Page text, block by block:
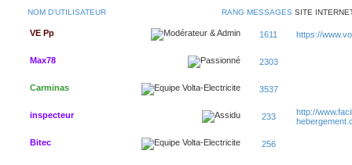
RANG
NOM D’UTILISATEUR MESSAGES SITE
VE Pp 1611 https://
Max78 2303
Carminas 3537
inspecteur 233
http://
Bitec 256